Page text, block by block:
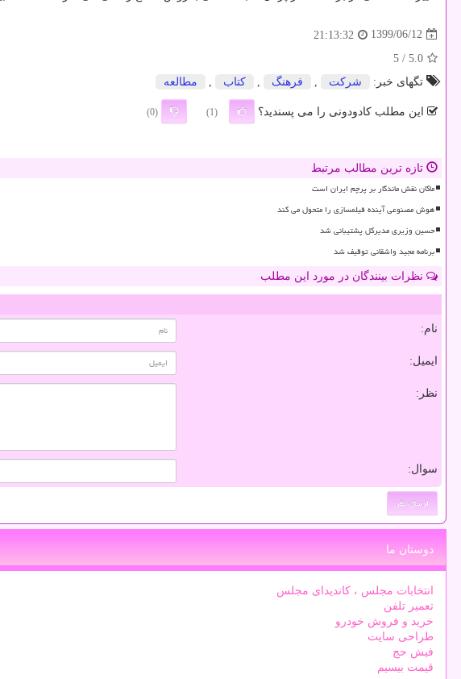
1399/06/12
21:13:32
5.0
/ 5
تگهای خبر:
شركت , فرهنگ , كتاب , مطالعه
این مطلب کادودونی را می پسندید؟ (1)
(0)
تازه ترین مطالب مرتبط
ماکان نقش ماندگار بر پرچم ایران است
هوش مصنوعی آینده فیلمسازی را متحول می کند
حسین وزیری مدیرکل پشتیبانی شد
برنامه مجید واشقانی توقیف شد
نظرات بینندگان در مورد این مطلب
نام:
ایمیل:
نظر:
سوال:
دوستان ما
انتخابات مجلس ، کاندیدای مجلس
تعمیر تلفن
خرید و فروش خودرو
طراحی سایت
فیش حج
قیمت بیسیم